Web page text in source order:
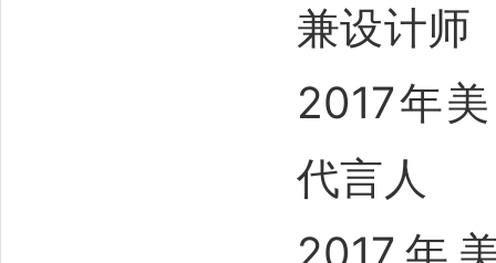
兼设计师
2017年
代言人